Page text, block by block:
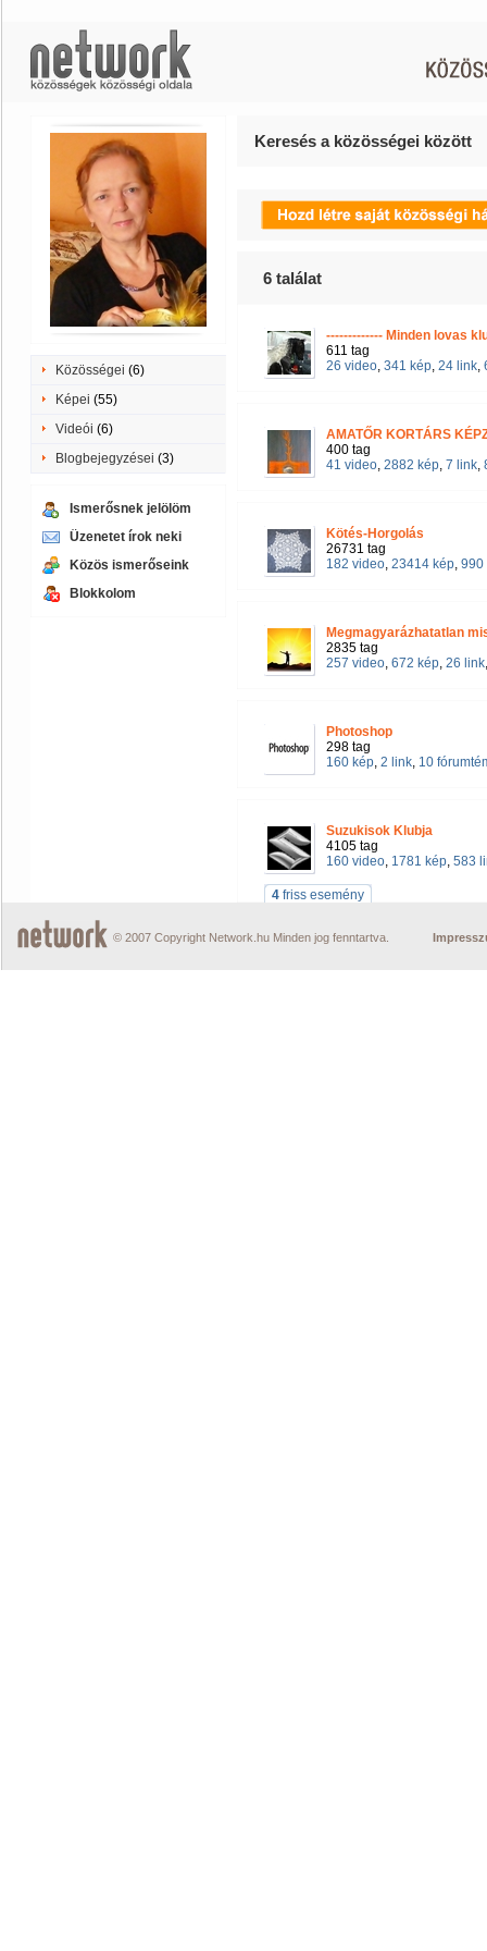
Közösségei (6)
Képei (55)
Videói (6)
Blogbejegyzései (3)
Ismerősnek jelölöm
Üzenetet írok neki
Közös ismerőseink
Blokkolom
Keresés a közösségei között
6 találat
------------- Minden lovas
611 tag
26 video, 341 kép, 24 link,
AMATŐR KORTÁRS
400 tag
41 video, 2882 kép, 7 link,
Kötés-Horgolás
26731 tag
182 video, 23414 kép, 990
Megmagyarázhatatlan
2835 tag
257 video, 672 kép, 26 link
Photoshop
298 tag
160 kép, 2 link, 10
Suzukisok Klubja
4105 tag
160 video, 1781 kép, 583
4 friss esemény
© 2007 Copyright Network.hu Minden jog fenntartva.